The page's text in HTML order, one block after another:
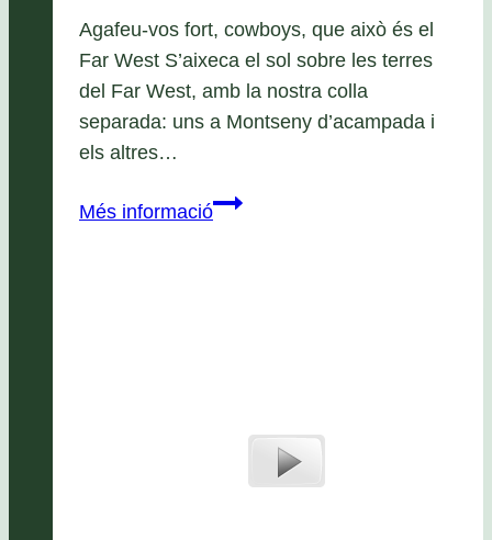
Agafeu-vos fort, cowboys, que això és el
Far West S’aixeca el sol sobre les terres
del Far West, amb la nostra colla
separada: uns a Montseny d’acampada i
els altres…
Més informacióThe